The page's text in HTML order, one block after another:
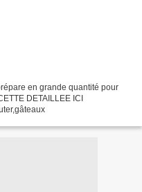
en grande quantité pour
DETAILLEE ICI